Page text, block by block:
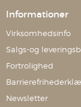
Informationer
Virksomhedsinfo
Salgs-og
Fortrolighed
Newsletter